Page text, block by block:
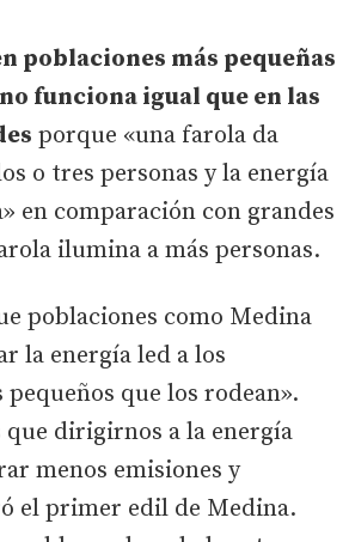
poblaciones más pequeñas
funciona igual que en las
porque «una farola da
o tres personas y la energía
en comparación con grandes
ilumina a más personas.
poblaciones como Medina
la energía led a los
que los rodean».
que dirigirnos a la energía
menos emisiones y
el primer edil de Medina.